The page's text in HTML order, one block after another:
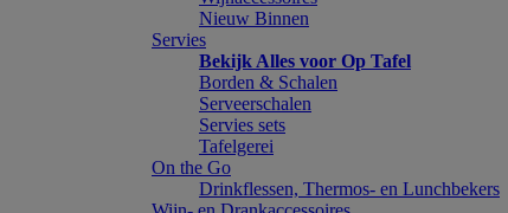
Nieuw Binnen
Servies
Bekijk Alles voor Op Tafel
Borden & Schalen
Serveerschalen
Servies sets
Tafelgerei
On the Go
Drinkflessen, Thermos- en Lunchbekers